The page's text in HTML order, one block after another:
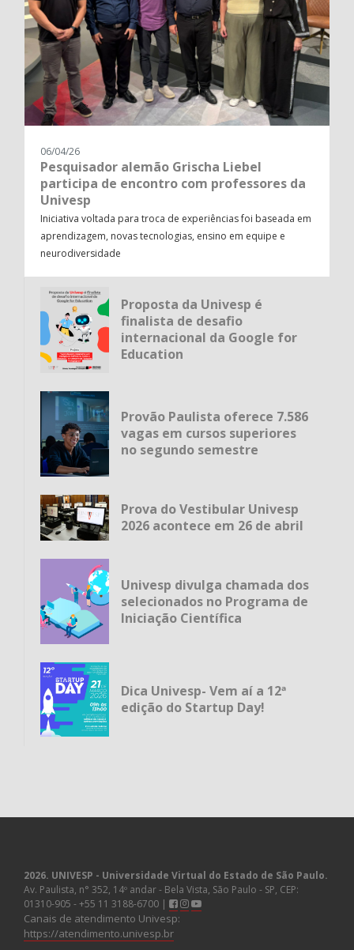
06/04/26
Pesquisador alemão Grischa Liebel
participa de encontro com professores da
Univesp
Iniciativa voltada para troca de experiências foi baseada em
aprendizagem, novas tecnologias, ensino em equipe e
neurodiversidade
Proposta da Univesp é
finalista de desafio
internacional da Google for
Education
Provão Paulista oferece 7.586
vagas em cursos superiores
no segundo semestre
Prova do Vestibular Univesp
2026 acontece em 26 de abril
Univesp divulga chamada dos
selecionados no Programa de
Iniciação Científica
Dica Univesp- Vem aí a 12ª
edição do Startup Day!
2026. UNIVESP - Universidade Virtual do Estado de São Paulo.
Av. Paulista, n° 352, 14º andar - Bela Vista, São Paulo - SP, CEP:
01310-905 - +55 11 3188-6700 |
Canais de atendimento Univesp:
https://atendimento.univesp.br